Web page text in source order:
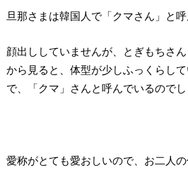
旦那さまは韓国人で「クマさん」と呼
顔出ししていませんが、とぎもちさ
から見ると、体型が少しふっくらし
で、「クマ」さんと呼んでいるのでし
愛称がとても愛おしいので、お二人